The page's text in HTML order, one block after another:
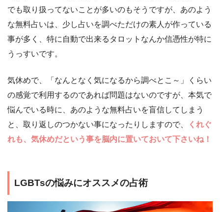
でも取り扱ってないことが多いのもそうですが、あのよう
な無料占いは、少し占いを調べただけの素人が作っている
事が多く、特に自動で出来るタロットなんか信憑性が特に
うっすいです。
気休めで、「なんとなく気になるから調べとこ～」くらい
の感覚で利用するのであれば問題はないのですが、本気で
悩んでいる時に、あのような無料占いを盲信してしまう
と、取り返しのつかない事になったりしますので、
くれぐ
れも、気休めだという事を脳内に置いておいて下さいね！
LGBTsの悩みにオススメの占術